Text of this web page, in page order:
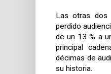
Las otras dos
perdido
de un 13 % a
principal
décimas de
su historia.